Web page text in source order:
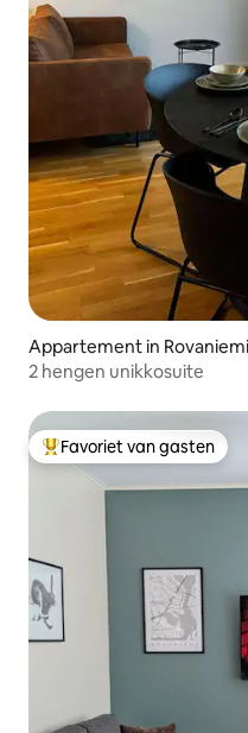
Appartement in Rovaniemi
2 hengen unikkosuite
Topfavoriet van gasten
Favoriet van gasten